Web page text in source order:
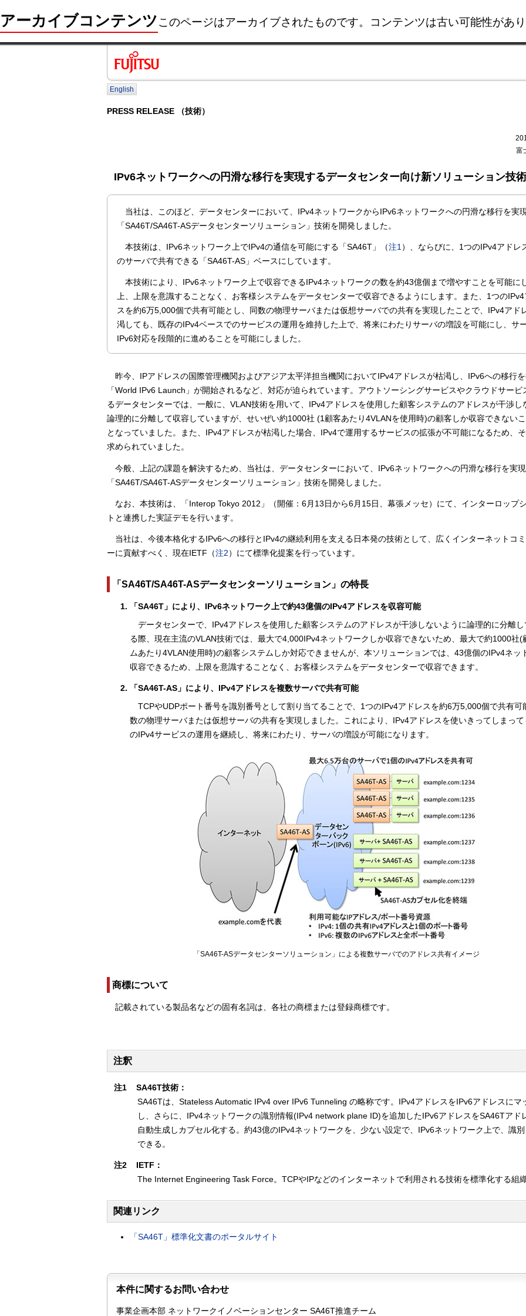
アーカイブコンテンツこのページはアーカイブされたものです。コンテンツは古い可能性があ
English
PRESS RELEASE （技術）
富
IPv6ネットワークへの円滑な移行を実現するデータセンター向け新ソリューション技
当社は、このほど、データセンターにおいて、IPv4ネットワークからIPv6ネットワークへの円滑な移行を実
「SA46T/SA46T-ASデータセンターソリューション」技術を開発しました。
本技術は、IPv6ネットワーク上でIPv4の通信を可能にする「SA46T」（注1 ）、ならびに、1つのIPv4アドレ
のサーバで共有できる「SA46T-AS」ベースにしています。
本技術により、IPv6ネットワーク上で収容できるIPv4ネットワークの数を約43億個まで増やすことを可能に
上、上限を意識することなく、お客様システムをデータセンターで収容できるようにします。また、1つの
スを約6万5,000個で共有可能とし、同数の物理サーバまたは仮想サーバでの共有を実現したことで、IPv4アド
渇しても、既存のIPv4ベースでのサービスの運用を維持した上で、将来にわたりサーバの増設を可能にし、サ
IPv6対応を段階的に進めることを可能にしました。
昨今、IPアドレスの国際管理機関およびアジア太平洋担当機関においてIPv4アドレスが枯渇し、IPv6への移行
「World IPv6 Launch」が開始されるなど、対応が迫られています。アウトソーシングサービスやクラウドサービ
るデータセンターでは、一般に、VLAN技術を用いて、IPv4アドレスを使用した顧客システムのアドレスが干渉し
論理的に分離して収容していますが、せいぜい約1000社 (1顧客あたり4VLANを使用時)の顧客しか収容できない
となっていました。また、IPv4アドレスが枯渇した場合、IPv4で運用するサービスの拡張が不可能になるため、
求められていました。
今般、上記の課題を解決するため、当社は、データセンターにおいて、IPv6ネットワークへの円滑な移行を実
「SA46T/SA46T-ASデータセンターソリューション」技術を開発しました。
なお、本技術は、「Interop Tokyo 2012」（開催：6月13日から6月15日、幕張メッセ）にて、インターロップ
トと連携した実証デモを行います。
当社は、今後本格化するIPv6への移行とIPv4の継続利用を支える日本発の技術として、広くインターネットコ
ーに貢献すべく、現在IETF（注2）にて標準化提案を行っています。
「SA46T/SA46T-ASデータセンターソリューション」の特長
「SA46T」により、IPv6ネットワーク上で約43億個のIPv4アドレスを収容可能
データセンターで、IPv4アドレスを使用した顧客システムのアドレスが干渉しないように論理的に分離
る際、現在主流のVLAN技術では、最大で4,000IPv4ネットワークしか収容できないため、最大で約1000社(
ムあたり4VLAN使用時)の顧客システムしか対応できませんが、本ソリューションでは、43億個のIPv4ネッ
収容できるため、上限を意識することなく、お客様システムをデータセンターで収容できます。
「SA46T-AS」により、IPv4アドレスを複数サーバで共有可能
TCPやUDPポート番号を識別番号として割り当てることで、1つのIPv4アドレスを約6万5,000個で共有可
数の物理サーバまたは仮想サーバの共有を実現しました。これにより、IPv4アドレスを使いきってしまっ
のIPv4サービスの運用を継続し、将来にわたり、サーバの増設が可能になります。
「SA46T-ASデータセンターソリューション」による複数サーバでのアドレス共有イメージ
商標について
記載されている製品名などの固有名詞は、各社の商標または登録商標です。
注釈
注1
SA46T技術：
SA46Tは、Stateless Automatic IPv4 over IPv6 Tunneling の略称です。IPv4アドレスをIPv6アドレスにマ
し、さらに、IPv4ネットワークの識別情報(IPv4 network plane ID)を追加したIPv6アドレスをSA46Tアド
自動生成しカプセル化する。約43億のIPv4ネットワークを、少ない設定で、IPv6ネットワーク上で、識
できる。
注2
IETF：
The Internet Engineering Task Force。TCPやIPなどのインターネットで利用される技術を標準化する組
関連リンク
「SA46T」標準化文書のポータルサイト
本件に関するお問い合わせ
事業企画本部 ネットワークイノベーションセンター SA46T推進チーム